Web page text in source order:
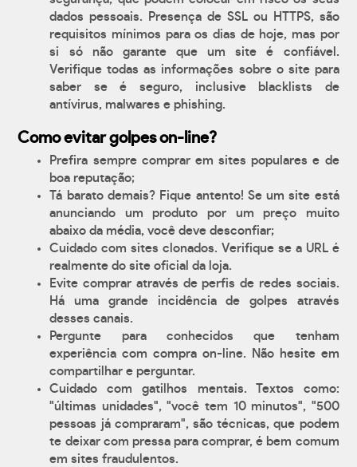
dados pessoais. Presença de SSL ou HTTPS, são
requisitos mínimos para os dias de hoje, mas por
si só não garante que um site é confiável.
Verifique todas as informações sobre o site para
saber se é seguro, inclusive blacklists de
antívirus, malwares e phishing.
Como evitar golpes on-line?
Prefira sempre comprar em sites populares e de
boa reputação;
Tá barato demais? Fique antento! Se um site está
anunciando um produto por um preço muito
abaixo da média, você deve desconfiar;
Cuidado com sites clonados. Verifique se a URL é
realmente do site oficial da loja.
Evite comprar através de perfis de redes sociais.
Há uma grande incidência de golpes através
desses canais.
Pergunte para conhecidos que tenham
experiência com compra on-line. Não hesite em
compartilhar e perguntar.
Cuidado com gatilhos mentais. Textos como:
"últimas unidades", "você tem 10 minutos", "500
pessoas já compraram", são técnicas, que podem
te deixar com pressa para comprar, é bem comum
em sites fraudulentos.